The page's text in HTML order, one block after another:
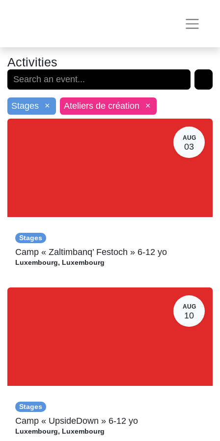
Activities
Stages × Ateliers de création
AUG
03
Stages
Camp « Zaltimbanq’ Festoch » 6-12 yo
Luxembourg,Luxembourg
AUG
10
Stages
Camp « UpsideDown » 6-12 yo
Luxembourg,Luxembourg